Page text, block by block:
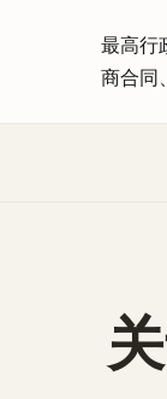
最高行
商合同